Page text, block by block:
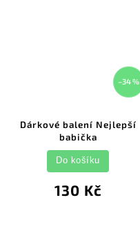
–34 %
Dárkové balení Nejlepší
babička
130 Kč
Do košíku